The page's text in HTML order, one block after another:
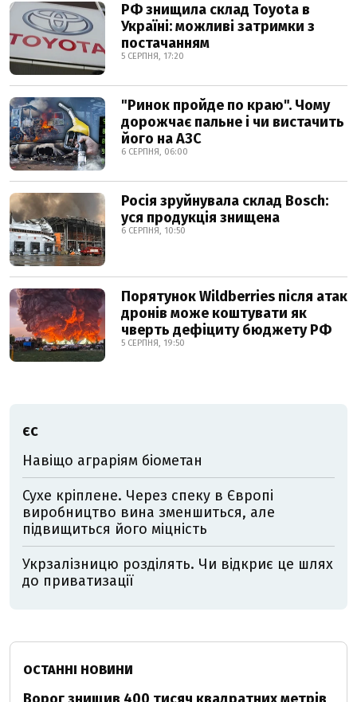
РФ знищила склад Toyota в
Україні: можливі затримки з
постачанням
5 СЕРПНЯ, 17:20
"Ринок пройде по краю". Чому
дорожчає пальне і чи вистачить
його на АЗС
6 СЕРПНЯ, 06:00
Росія зруйнувала склад Bosch:
уся продукція знищена
6 СЕРПНЯ, 10:50
Порятунок Wildberries після атак
дронів може коштувати як
чверть дефіциту бюджету РФ
5 СЕРПНЯ, 19:50
ЄС
Навіщо аграріям біометан
Сухе кріплене. Через спеку в Європі
виробництво вина зменшиться, але
підвищиться його міцність
Укрзалізницю розділять. Чи відкриє це шлях
до приватизації
ОСТАННІ НОВИНИ